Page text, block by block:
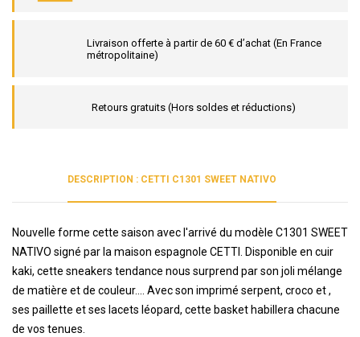
Livraison offerte à partir de 60 € d’achat (En France
métropolitaine)
Retours gratuits (Hors soldes et réductions)
DESCRIPTION : CETTI C1301 SWEET NATIVO
Nouvelle forme cette saison avec l'arrivé du modèle C1301 SWEET
NATIVO signé par la maison espagnole CETTI. Disponible en cuir
kaki, cette sneakers tendance nous surprend par son joli mélange
de matière et de couleur.... Avec son imprimé serpent, croco et ,
ses paillette et ses lacets léopard, cette basket habillera chacune
de vos tenues.